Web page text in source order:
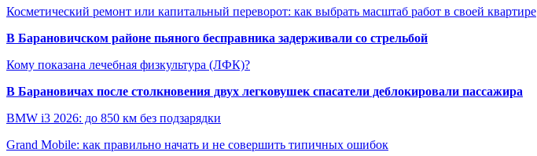
Косметический ремонт или капитальный переворот: как выбрать масштаб работ в своей квартире
В Барановичском районе пьяного бесправника задерживали со стрельбой
Кому показана лечебная физкультура (ЛФК)?
В Барановичах после столкновения двух легковушек спасатели деблокировали пассажира
BMW i3 2026: до 850 км без подзарядки
Grand Mobile: как правильно начать и не совершить типичных ошибок